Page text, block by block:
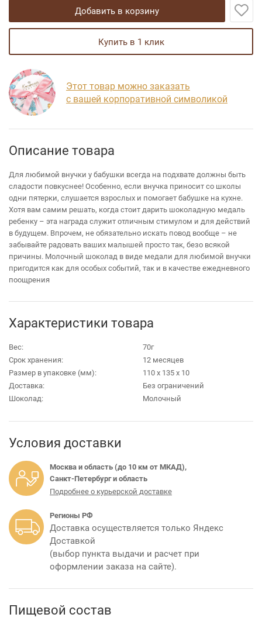
добавить в корзину
купить в 1 клик
Этот товар можно заказать
с вашей корпоративной символикой
Описание товара
Для любимой внучки у бабушки всегда на подхвате должны быть
сладости повкуснее! Особенно, если внучка приносит со школы
одни пятерки, слушается взрослых и помогает бабушке на кухне.
Хотя вам самим решать, когда стоит дарить шоколадную медаль
ребенку – эта награда служит отличным стимулом и для действий
в будущем. Впрочем, не обязательно искать повод вообще – не
забывайте радовать ваших малышей просто так, безо всякой
причины. Молочный шоколад в виде медали для любимой внучки
пригодится как для особых событий, так и в качестве ежедневного
поощрения
Характеристики товара
Вес:
70г
Срок хранения:
12 месяцев
Размер в упаковке (мм):
110 х 135 х 10
Доставка:
Без ограничений
Шоколад:
Молочный
Условия доставки
Москва и область (до 10 км от МКАД),
Санкт-Петербург и область
Подробнее о курьерской доставке
Регионы РФ
Доставка осуществляется только Яндекс
Доставкой
(выбор пункта выдачи и расчет при
оформлении заказа на сайте).
Пищевой состав